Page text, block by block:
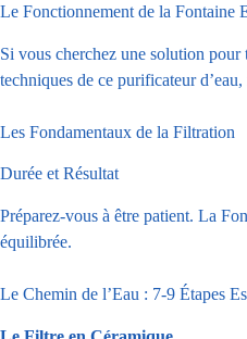
Le Fonctionnement de la Fontaine
Si vous cherchez une solution pour
techniques de ce purificateur
Les Fondamentaux de la Filtration
Durée et Résultat
Préparez-vous à être patient. La
équilibrée.
Le Chemin de l’Eau : 7-9 Étapes